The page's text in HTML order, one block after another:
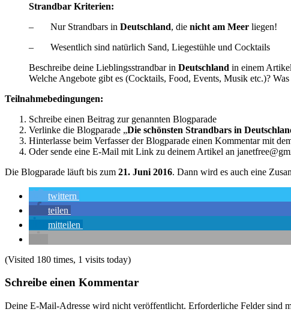
Strandbar Kriterien:
– Nur Strandbars in Deutschland, die nicht am Meer liegen!
– Wesentlich sind natürlich Sand, Liegestühle und Cocktails
Beschreibe deine Lieblingsstrandbar in Deutschland in einem Artikel
Welche Angebote gibt es (Cocktails, Food, Events, Musik etc.)?
Teilnahmebedingungen:
Schreibe einen Beitrag zur genannten Blogparade
Verlinke die Blogparade „Die schönsten Strandbars in
Hinterlasse beim Verfasser der Blogparade einen Kommentar mit
Oder sende eine E-Mail mit Link zu deinem Artikel an
Die Blogparade läuft bis zum 21. Juni 2016. Dann wird es auch eine
twittern
teilen
mitteilen
(Visited 180 times, 1 visits today)
Schreibe einen Kommentar
Deine E-Mail-Adresse wird nicht veröffentlicht. Erforderliche Felder sind